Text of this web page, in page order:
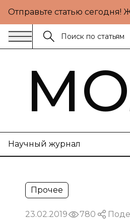
Отправьте статью сегодня!
Научный журнал
Прочее
23.02.2019 780